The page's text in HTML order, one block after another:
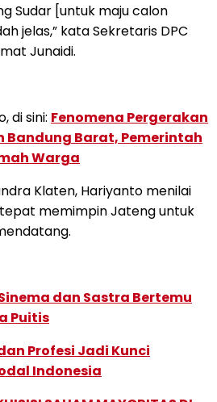
Sudar [untuk maju calon
jelas,” kata Sekretaris DPC
Junaidi.
di sini: Fenomena Pergerakan
Bandung Barat, Pemerintah
Warga
Klaten, Hariyanto menilai
memimpin Jateng untuk
Sinema dan Sastra Bertemu
Puitis
Profesi Jadi Kunci
Indonesia